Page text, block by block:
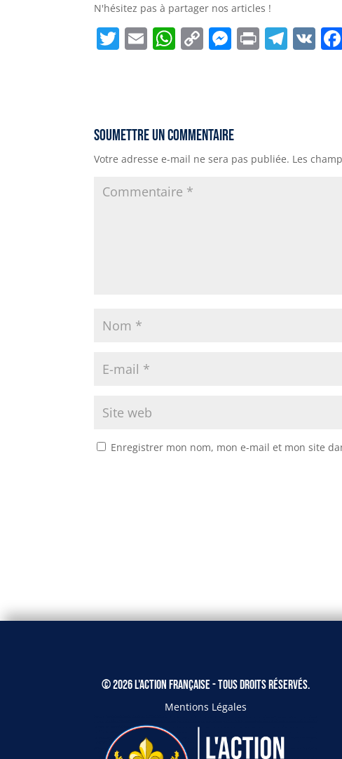
N'hésitez pas à partager nos articles !
T
e
r
E W
A
p
p
C
Li
n
k
M
n
g
e
P T
a
m
V
Soumettre un commentaire
Votre adresse e-mail ne sera pas publiée. Les
Enregistrer mon nom, mon e-mail et mon site
© 2026 L'Action Française - Tous droits réservés.
Mentions Légales